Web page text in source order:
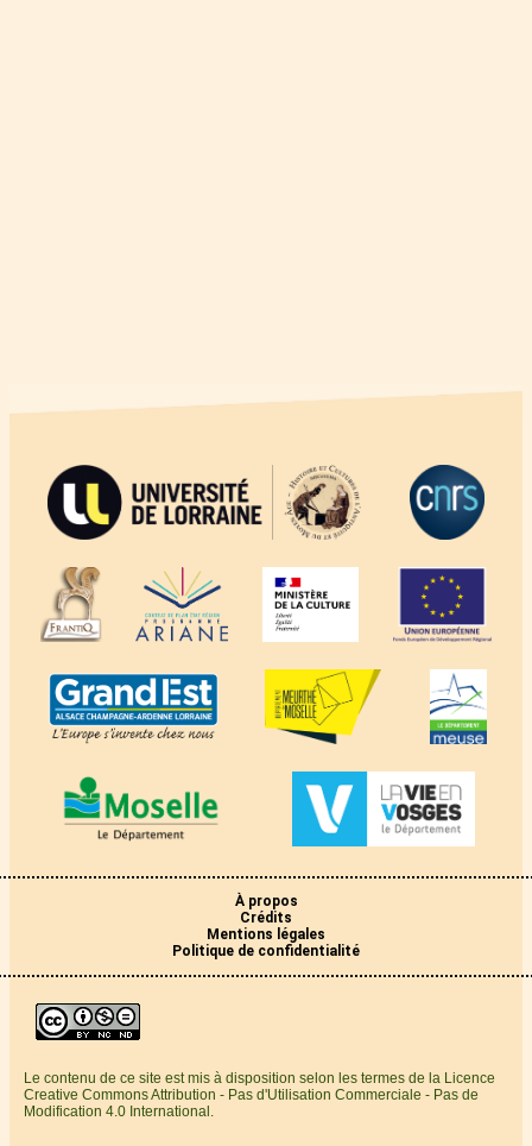
À propos
Crédits
Mentions légales
Politique de confidentialité
Le contenu de ce site est mis à disposition selon les termes de la Licence
Creative Commons Attribution - Pas d'Utilisation Commerciale - Pas de
Modification 4.0 International.